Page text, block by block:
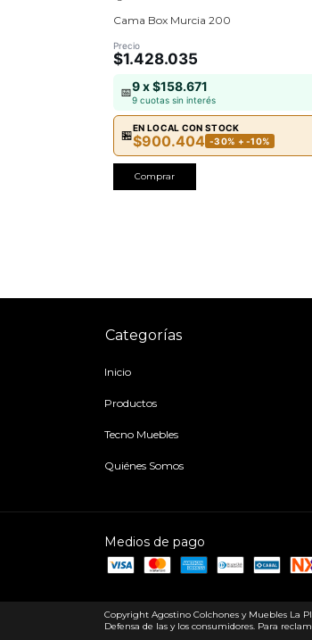
Cama Box Murcia 200
Precio
$1.428.035
📅9 x $158.671
9 cuotas sin interés
🏪
EN LOCAL CON STOCK
$900.404 -30% + -10%
Comprar
Categorías
Inicio
Productos
Tecno Muebles
Quiénes Somos
Medios de pago
Copyright Agostino Colchones y Muebles La
Defensa de las y los consumidores. Para